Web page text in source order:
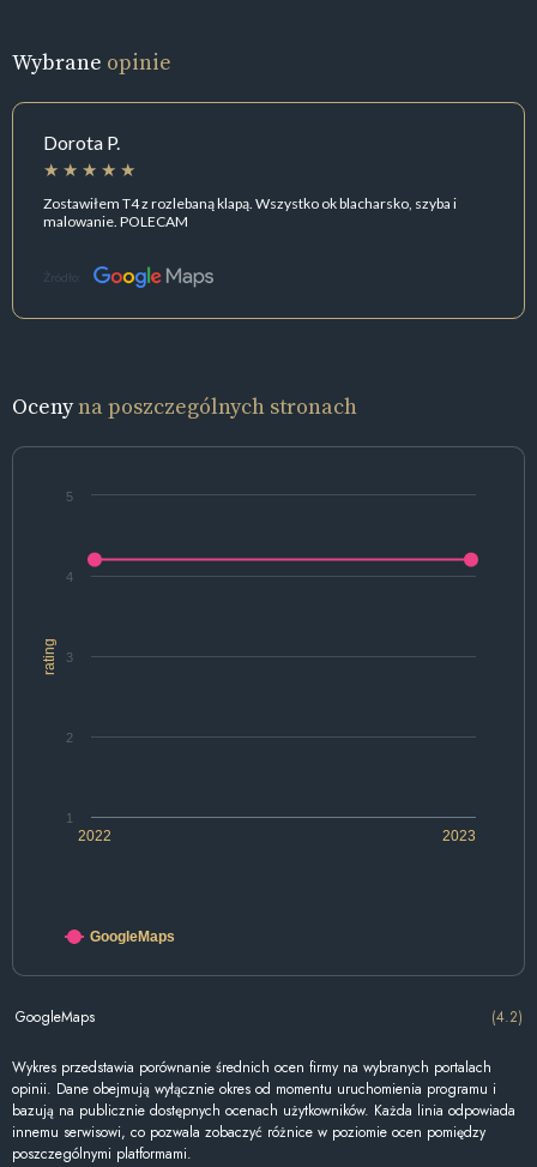
Wybrane opinie
Dorota P.
Zostawiłem T4 z rozlebaną klapą. Wszystko ok blacharsko, szyba i
malowanie. POLECAM
Źródło:
Ocenyna poszczególnych stronach
rating
2022 2023
1
2
3
4
5
GoogleMaps
GoogleMaps (4.2)
Wykres przedstawia porównanie średnich ocen firmy na wybranych portalach
opinii. Dane obejmują wyłącznie okres od momentu uruchomienia programu i
bazują na publicznie dostępnych ocenach użytkowników. Każda linia odpowiada
innemu serwisowi, co pozwala zobaczyć różnice w poziomie ocen pomiędzy
poszczególnymi platformami.